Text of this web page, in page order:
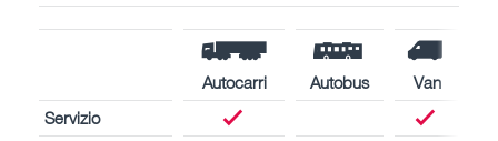
Autocarri Autobus
Van
Servizio